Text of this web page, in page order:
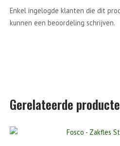
Enkel ingelogde klanten die dit
kunnen een beoordeling schrijven.
Gerelateerde